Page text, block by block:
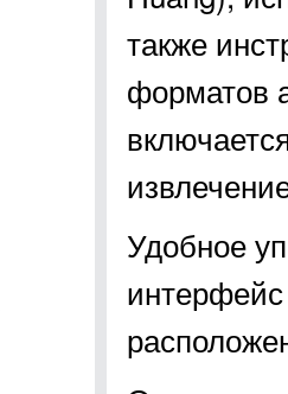
также
форматов
Удобное